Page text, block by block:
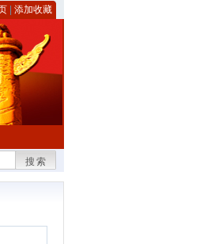
添加收藏
搜索